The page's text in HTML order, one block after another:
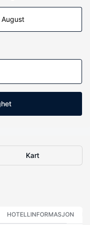
August
Kart
HOTELLINFORMASJON